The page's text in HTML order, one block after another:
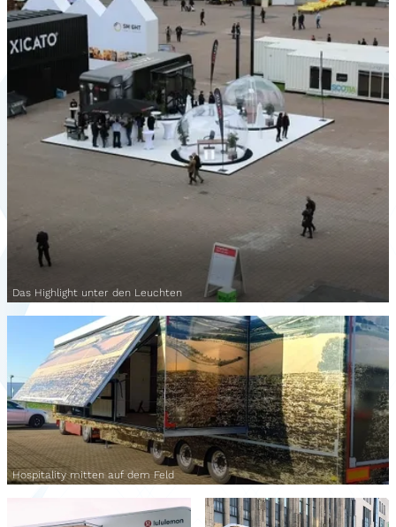
Das Highlight unter den Leuchten
Hospitality mitten auf dem Feld